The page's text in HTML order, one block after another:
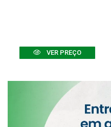
VER PREÇO